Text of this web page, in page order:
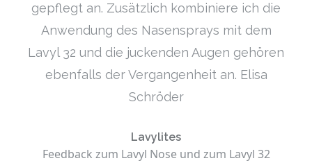
gepflegt an. Zusätzlich kombiniere ich die
Anwendung des Nasensprays mit dem
Lavyl 32 und die juckenden Augen gehören
ebenfalls der Vergangenheit an. Elisa
Schröder
Lavylites
Feedback zum Lavyl Nose und zum Lavyl 32